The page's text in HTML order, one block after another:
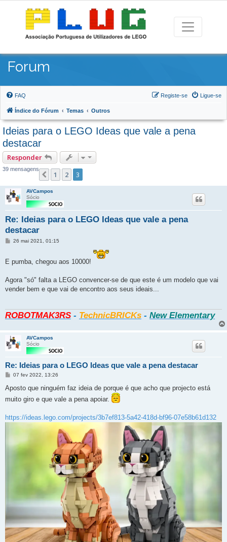
Forum
FAQ Ligue-se
Registe-se
Índice do Fórum Temas Outros
Ideias para o LEGO Ideas que vale a pena
destacar
Responder
39 mensagens
Anterior
1 2 3
AVCampos
Sócio
Re: Ideias para o LEGO Ideas que vale a pena
destacar
Mensagem
26 mai 2021, 01:15
E pumba, chegou aos 10000!
Agora "só" falta a LEGO convencer-se de que este é um modelo que vai
vender bem e que vai de encontro aos seus ideais...
ROBOTMAK3RS - TechnicBRICKs - New Elementary
AVCampos
Sócio
Re: Ideias para o LEGO Ideas que vale a pena destacar
Mensagem
07 fev 2022, 13:26
Aposto que ninguém faz ideia de porque é que acho que projecto está
muito giro e que vale a pena apoiar.
https://ideas.lego.com/projects/3b7ef813-5a42-418d-bf96-07e58b61d132